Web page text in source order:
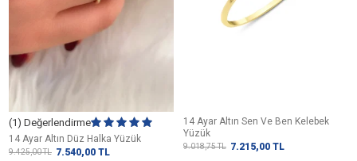
(1) Değerlendirme
14 Ayar Altın Düz Halka Yüzük
9.425,00TL 7.540,00 TL
14 Ayar Altın Sen Ve Ben Kelebek
Yüzük
9.018,75TL 7.215,00 TL